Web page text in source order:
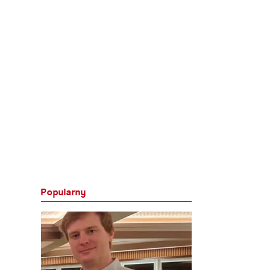
Popularny